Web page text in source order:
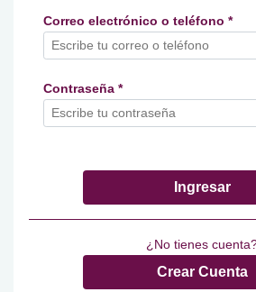
Correo electrónico o teléfono *
Contraseña *
¿No tienes
Crear Cuenta